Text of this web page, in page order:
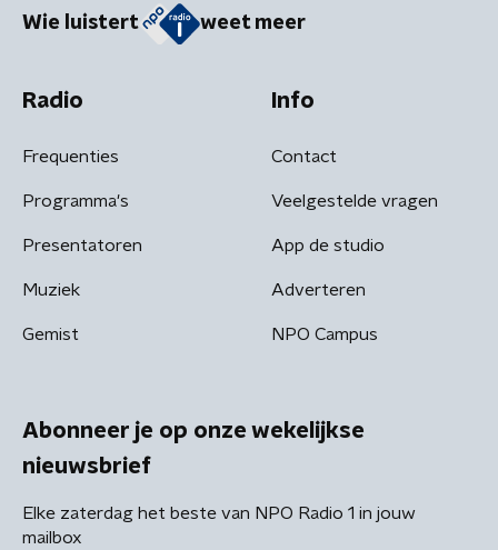
Wie luistert weet meer
Radio
Frequenties
Programma's
Presentatoren
Muziek
Gemist
Info
Contact
Veelgestelde vragen
App de studio
Adverteren
NPO Campus
Abonneer je op onze wekelijkse
nieuwsbrief
Elke zaterdag het beste van NPO Radio 1 in jouw
mailbox